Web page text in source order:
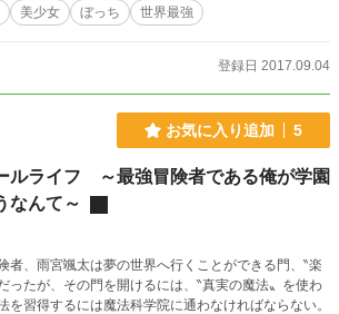
美少女 ぼっち 世界最強
登録日 2017.09.04
お気に入り追加 5
ルライフ ～最強冒険者である俺が学園
なんて～
、雨宮颯太は夢の世界へ行くことができる門、‶楽
ったが、その門を開けるには、‶真実の魔法〟を使わ
を習得するには魔法科学院に通わなければならない。